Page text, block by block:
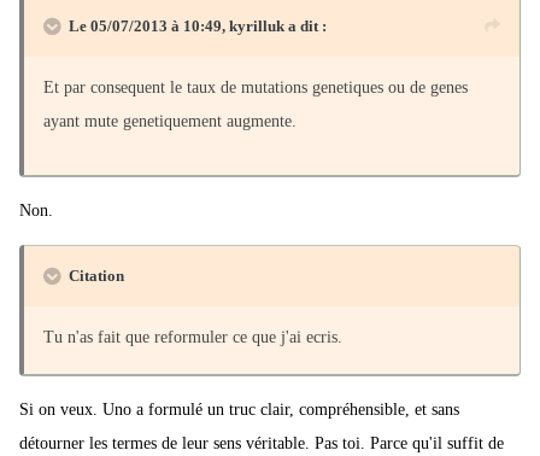
Le 05/07/2013 à 10:49, kyrilluk a dit :
Et par consequent le taux de mutations genetiques ou de genes
ayant mute genetiquement augmente.
Non.
Citation
Tu n'as fait que reformuler ce que j'ai ecris.
Si on veux. Uno a formulé un truc clair, compréhensible, et sans
détourner les termes de leur sens véritable. Pas toi. Parce qu'il suffit de